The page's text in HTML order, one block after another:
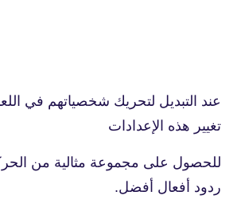
عند التبديل لتحريك شخصياتهم في
تغيير هذه الإعدادات
للحصول على مجموعة مثالية من
ردود أفعال أفضل.